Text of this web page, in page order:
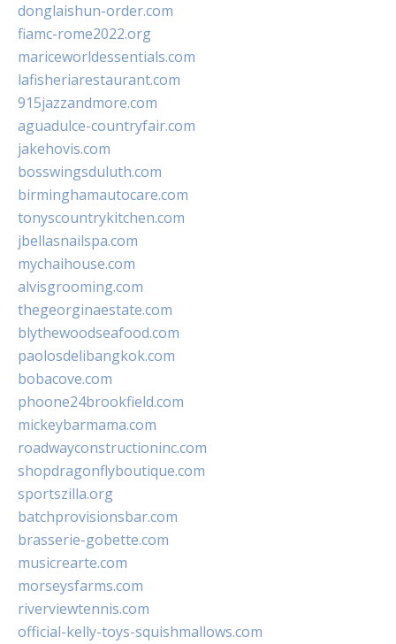
donglaishun-order.com
fiamc-rome2022.org
mariceworldessentials.com
lafisheriarestaurant.com
915jazzandmore.com
aguadulce-countryfair.com
jakehovis.com
bosswingsduluth.com
birminghamautocare.com
tonyscountrykitchen.com
jbellasnailspa.com
mychaihouse.com
alvisgrooming.com
thegeorginaestate.com
blythewoodseafood.com
paolosdelibangkok.com
bobacove.com
phoone24brookfield.com
mickeybarmama.com
roadwayconstructioninc.com
shopdragonflyboutique.com
sportszilla.org
batchprovisionsbar.com
brasserie-gobette.com
musicrearte.com
morseysfarms.com
riverviewtennis.com
official-kelly-toys-squishmallows.com